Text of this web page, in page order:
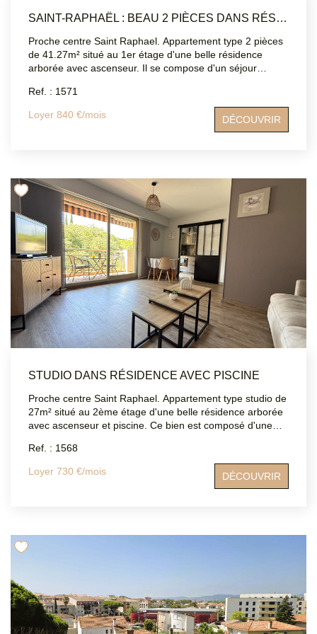
contact@atriumsud.fr
SAINT-RAPHAËL : BEAU 2 PIÈCES DANS RÉSIDENCE SÉCURISÉE
Proche centre Saint Raphael. Appartement type 2 pièces
de 41.27m² situé au 1er étage d'une belle résidence
arborée avec ascenseur. Il se compose d'un séjour
indépendante bien aménagée, d'une chambre avec
placard, ainsi que d'une salle de bain avec baignoire.
Vous bénéficierez en plus d'une place de parking !
Ref. : 1571
Loyer 840 €/mois DÉCOUVRIR
STUDIO DANS RÉSIDENCE AVEC PISCINE
Proche centre Saint Raphael. Appartement type studio de
27m² situé au 2ème étage d'une belle résidence arborée
avec ascenseur et piscine. Ce bien est composé d'une
jolie cuisine indépendante aménagée et équipée, et d'un
séjour climatisé le tout donnant sur un grand balcon
exposé plein sud Vous bénéficierez en plus d'une cave ! A
Ref. : 1568
Loyer 730 €/mois DÉCOUVRIR